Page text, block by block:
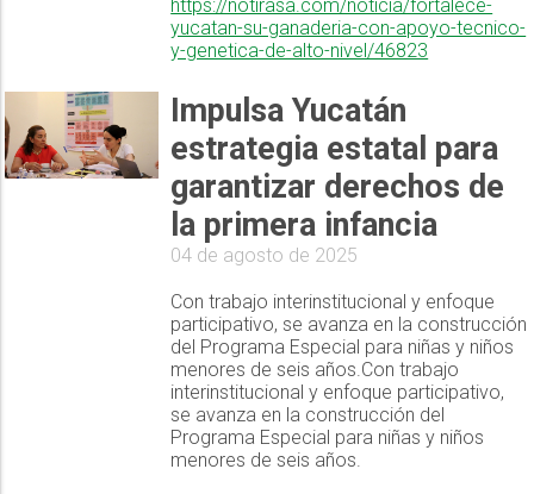
https://notirasa.com/noticia/fortalece-
yucatan-su-ganaderia-con-apoyo-tecnico-
y-genetica-de-alto-nivel/46823
Impulsa Yucatán
estrategia estatal para
garantizar derechos de
la primera infancia
04 de agosto de 2025
Con trabajo interinstitucional y enfoque
participativo, se avanza en la construcción
del Programa Especial para niñas y niños
menores de seis años.Con trabajo
interinstitucional y enfoque participativo,
se avanza en la construcción del
Programa Especial para niñas y niños
menores de seis años.